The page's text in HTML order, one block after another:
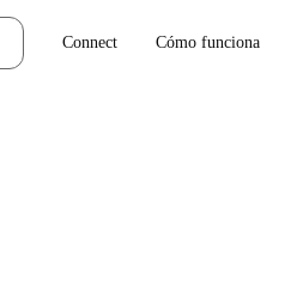
Connect Cómo funciona